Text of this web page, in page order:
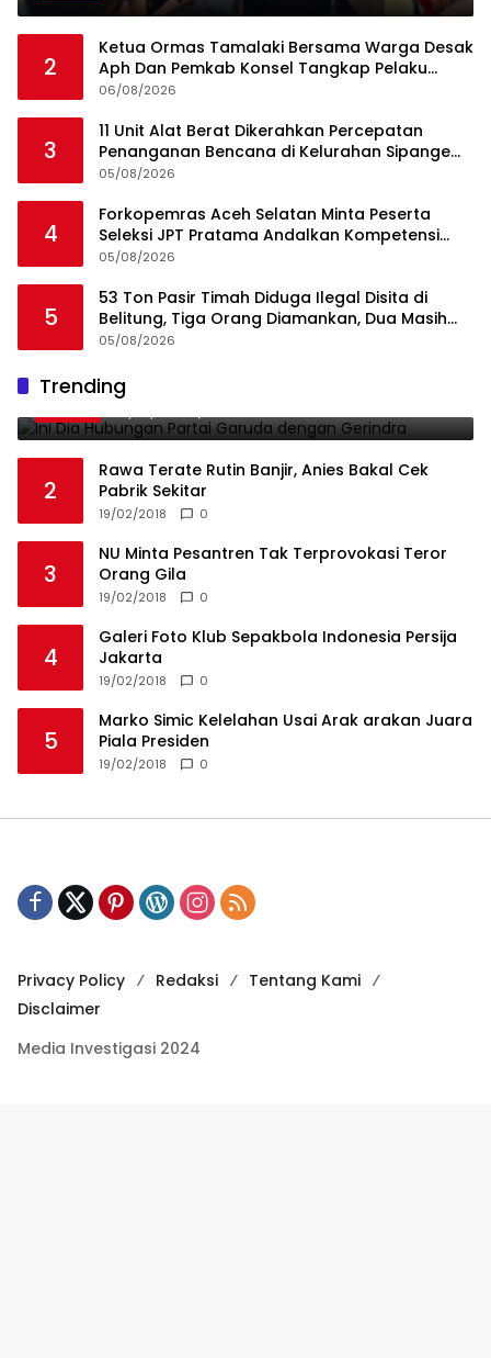
2
Ketua Ormas Tamalaki Bersama Warga Desak
Aph Dan Pemkab Konsel Tangkap Pelaku
Angkut Cangkang Sawit Overload, Truk PT KAP
06/08/2026
3
11 Unit Alat Berat Dikerahkan Percepatan
Penanganan Bencana di Kelurahan Sipange
Kecamatan Tukka
05/08/2026
4
Forkopemras Aceh Selatan Minta Peserta
Seleksi JPT Pratama Andalkan Kompetensi
dan Integritas, Bukan Kedekatan
05/08/2026
5
53 Ton Pasir Timah Diduga Ilegal Disita di
Belitung, Tiga Orang Diamankan, Dua Masih
Diburu
05/08/2026
Trending
1
Gerindra
2
Rawa Terate Rutin Banjir, Anies Bakal Cek
Pabrik Sekitar
19/02/2018 0
3
NU Minta Pesantren Tak Terprovokasi Teror
Orang Gila
19/02/2018 0
4
Galeri Foto Klub Sepakbola Indonesia Persija
Jakarta
19/02/2018 0
5
Marko Simic Kelelahan Usai Arak arakan Juara
Piala Presiden
19/02/2018 0
Privacy Policy Redaksi
Tentang Kami
Disclaimer
Media Investigasi 2024